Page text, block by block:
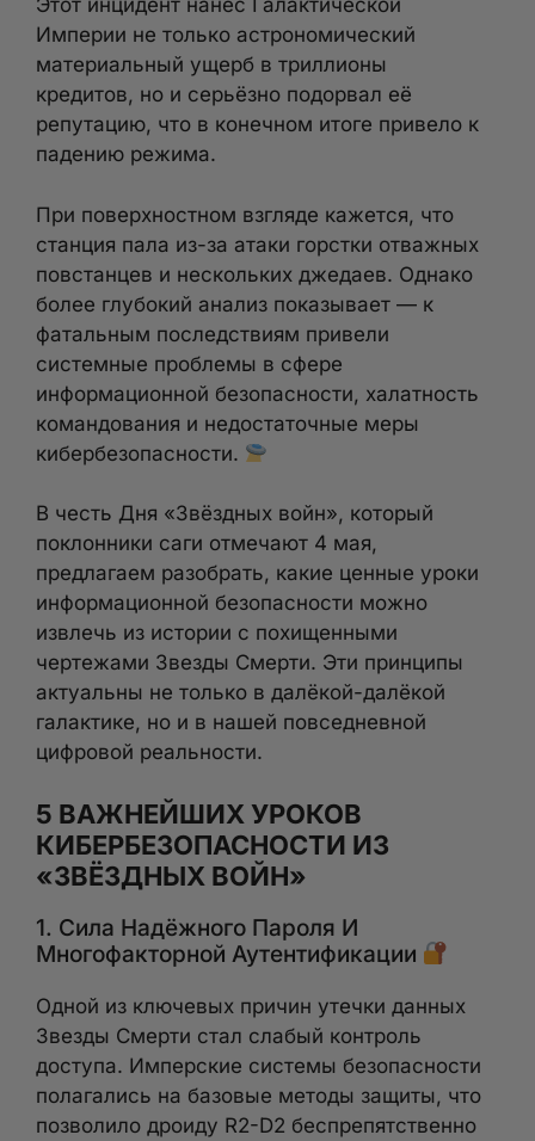
Этот инцидент нанёс Галактической
Империи не только астрономический
материальный ущерб в триллионы
кредитов, но и серьёзно подорвал её
репутацию, что в конечном итоге привело к
падению режима.
При поверхностном взгляде кажется, что
станция пала из-за атаки горстки отважных
повстанцев и нескольких джедаев. Однако
более глубокий анализ показывает — к
фатальным последствиям привели
системные проблемы в сфере
информационной безопасности, халатность
командования и недостаточные меры
кибербезопасности.
В честь Дня «Звёздных войн», который
поклонники саги отмечают 4 мая,
предлагаем разобрать, какие ценные уроки
информационной безопасности можно
извлечь из истории с похищенными
чертежами Звезды Смерти. Эти принципы
актуальны не только в далёкой-далёкой
галактике, но и в нашей повседневной
цифровой реальности.
5 ВАЖНЕЙШИХ УРОКОВ
КИБЕРБЕЗОПАСНОСТИ ИЗ
«ЗВЁЗДНЫХ ВОЙН»
1. Сила Надёжного Пароля И
Многофакторной Аутентификации
Одной из ключевых причин утечки данных
Звезды Смерти стал слабый контроль
доступа. Имперские системы безопасности
полагались на базовые методы защиты, что
позволило дроиду R2-D2 беспрепятственно